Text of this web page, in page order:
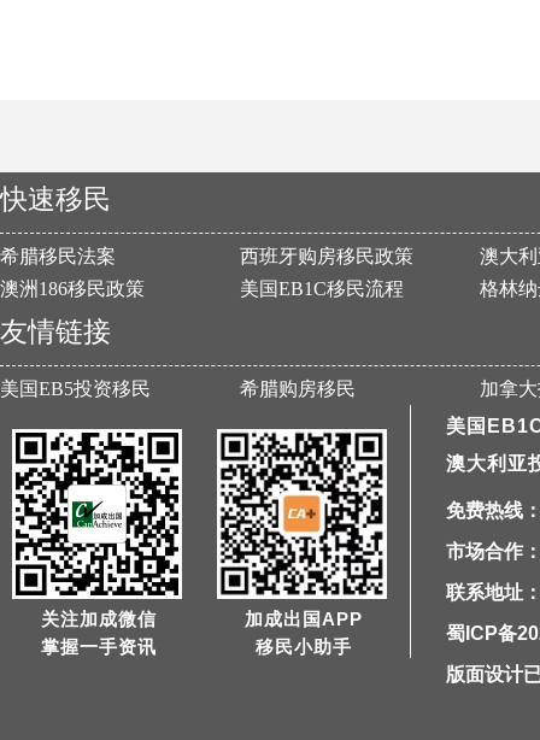
快速移民
希腊移民法案 西班牙购房移民政策
澳大
澳洲186移民政策
美国EB1C移民流程 格林
友情链接
美国EB5投资移民 希腊购房移民 加拿
关注加成微信
掌握一手资讯
加成出国APP
移民小助手
美国
澳大利亚
免费热线
市场合作
联系地址
蜀ICP备
版面设计